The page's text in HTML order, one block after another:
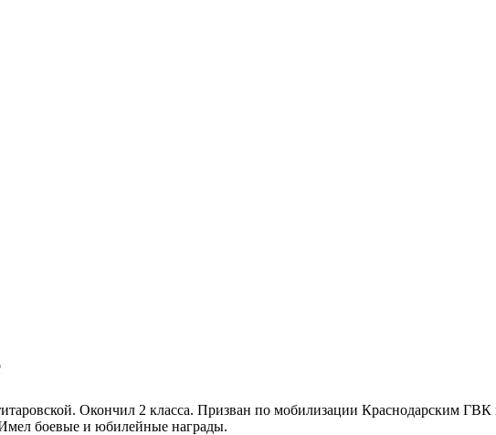
Окончил 2 класса. Призван по мобилизации Краснодарским
Имел боевые и юбилейные награды.